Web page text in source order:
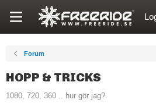
Forum
HOPP & TRICKS
1080, 720, 360 .. hur gör jag?